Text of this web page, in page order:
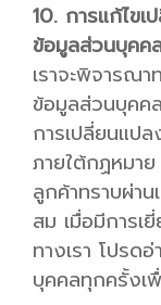
10. การแก้ไข
ข้อมูลส่วนบุคค
เราจะพิจารณ
ข้อมูลส่วนบุคค
การเปลี่ยนแป
ภายใต้กฏหมาย
ลูกค้าทราบผ่าน
สม เมื่อมีการเ
ทางเรา โปรด
บุคคลทุกครั้งเ